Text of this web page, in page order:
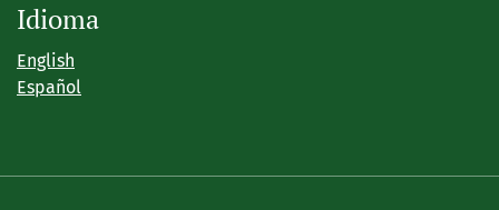
Idioma
English
Español